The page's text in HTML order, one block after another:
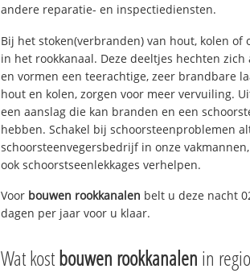
andere reparatie- en inspectiediensten.
Bij het stoken(verbranden) van hout, kolen
in het rookkanaal. Deze deeltjes hechten
en vormen een teerachtige, zeer brandbare
hout en kolen, zorgen voor meer vervuiling.
een aanslag die kan branden en een
hebben. Schakel bij schoorsteenproblemen
schoorsteenvegersbedrijf in onze
ook schoorstseenlekkages verhelpen.
Voor bouwen rookkanalen belt u deze nacht
dagen per jaar voor u klaar.
Wat kostbouwen rookkanalen in